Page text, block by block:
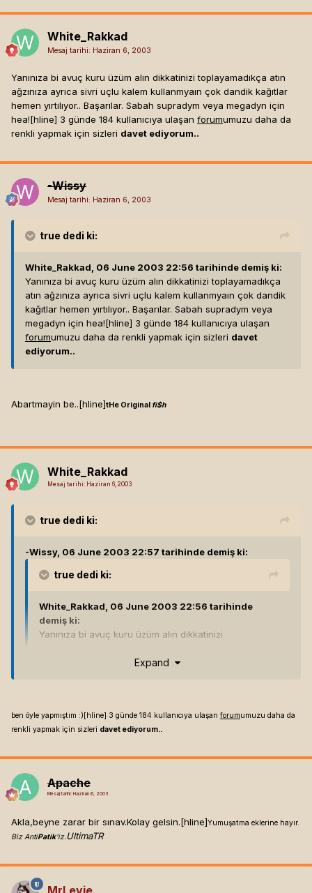
White_Rakkad
Mesaj tarihi: Haziran 6, 2003
Yanınıza bi avuç kuru üzüm alın dikkatinizi toplayamadıkça atın
ağzınıza ayrıca sivri uçlu kalem kullanmyaın çok dandik kağıtlar
hemen yırtılıyor.. Başarılar. Sabah supradym veya megadyn için
hea![hline] 3 günde 184 kullanıcıya ulaşan forumumuzu daha da
renkli yapmak için sizleri davet ediyorum..
-Wissy
Mesaj tarihi: Haziran 6, 2003
true dedi ki:
White_Rakkad, 06 June 2003 22:56 tarihinde demiş ki:
Yanınıza bi avuç kuru üzüm alın dikkatinizi toplayamadıkça
atın ağzınıza ayrıca sivri uçlu kalem kullanmyaın çok dandik
kağıtlar hemen yırtılıyor.. Başarılar. Sabah supradym veya
megadyn için hea![hline] 3 günde 184 kullanıcıya ulaşan
forumumuzu daha da renkli yapmak için sizleri davet
ediyorum..
Abartmayin be..[hline]tHe Original fi$h
White_Rakkad
Mesaj tarihi: Haziran 6, 2003
true dedi ki:
-Wissy, 06 June 2003 22:57 tarihinde demiş ki:
true dedi ki:
White_Rakkad, 06 June 2003 22:56 tarihinde
demiş ki:
Yanınıza bi avuç kuru üzüm alın dikkatinizi
kullanmyaın çok dandik kağıtlar hemen yırtılıyor..
Expand
Expand
ben öyle yapmıştım :)[hline] 3 günde 184 kullanıcıya ulaşan forumumuzu daha da
renkli yapmak için sizleri davet ediyorum..
Apache
Mesaj tarihi: Haziran 6, 2003
Akla,beyne zarar bir sınav.Kolay gelsin.[hline]Yumuşatma eklerine hayır.
Biz AntiPatik'iz.UltimaTR